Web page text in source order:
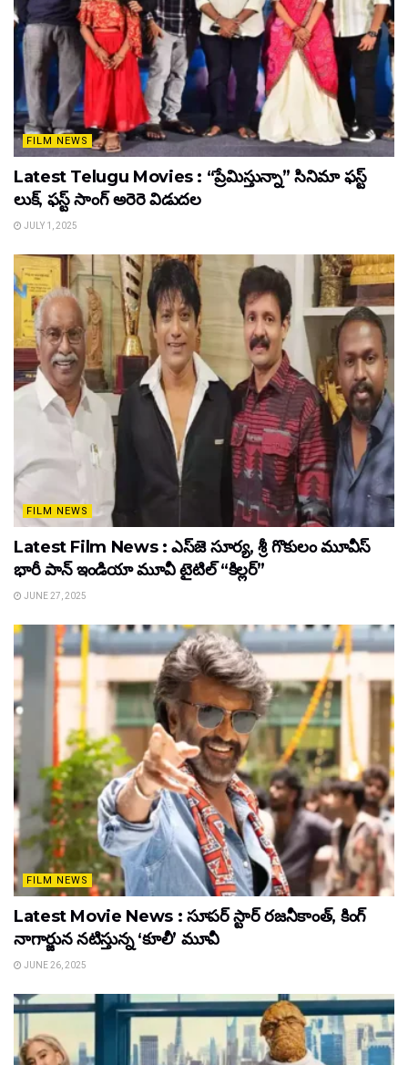
FILM NEWS
Latest Telugu Movies : “ప్రేమిస్తున్నా” సినిమా ఫస్ట్
లుక్, ఫస్ట్ సాంగ్ అరెరె విడుదల
JULY 1, 2025
FILM NEWS
Latest Film News : ఎస్‌జె సూర్య, శ్రీ గొకులం మూవీస్‌
భారీ పాన్‌ ఇండియా మూవీ టైటిల్ “కిల్లర్”
JUNE 27, 2025
FILM NEWS
Latest Movie News : సూపర్ స్టార్ రజనీకాంత్, కింగ్
నాగార్జున నటిస్తున్న ‘కూలీ’ మూవీ
JUNE 26, 2025